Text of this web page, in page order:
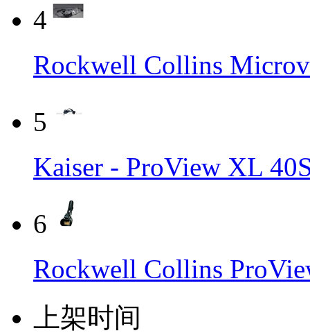
4
Rockwell Collins
5
Kaiser - ProView XL
6
Rockwell Collins
上架时间